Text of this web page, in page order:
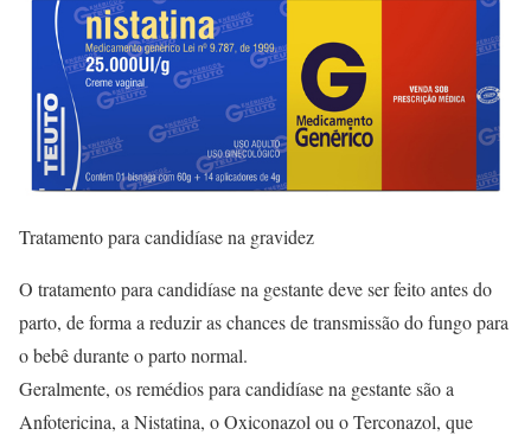
Tratamento para candidíase na gravidez
O tratamento para candidíase na gestante deve ser feito antes do
parto, de forma a reduzir as chances de transmissão do fungo para
o bebê durante o parto normal.
Geralmente, os remédios para candidíase na gestante são a
Anfotericina, a Nistatina, o Oxiconazol ou o Terconazol, que